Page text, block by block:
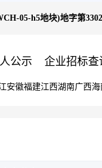
05-h5地块)地字第
公示 企业招标查
安徽福建江西湖南广西海